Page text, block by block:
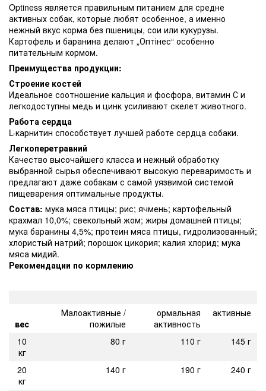
Optiness является правильным питанием для средне
активных собак, которые любят особенное, а именно
нежный вкус корма без пшеницы, сои или кукурузы.
Картофель и баранина делают „Оптінес“ особенно
питательным кормом.
Преимущества продукции:
Строение костей
Идеальное соотношение кальция и фосфора, витамин С и
легкодоступны медь и цинк усиливают скелет животного.
Работа сердца
L-карнитин способствует лучшей работе сердца собаки.
Легкоперетравний
Качество высочайшего класса и нежный обработку
выбранной сырья обеспечивают высокую переваримость и
предлагают даже собакам с самой уязвимой системой
пищеварения оптимальные продукты.
Состав: мука мяса птицы; рис; ячмень; картофельный
крахмал 10,0%; свекольный жом; жиры домашней птицы;
мука баранины 4,5%; протеин мяса птицы, гидролизованный;
хлористый натрий; порошок цикория; калия хлорид; мука
мяса мидий.
Рекомендации по кормлению
вес
Малоактивные /
пожилые
ормальная
активность
активные
10
кг
80 г 110 г 145 г
20
кг
140 г 190 г 240 г